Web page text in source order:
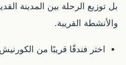
بل توزيع الرحلة بين المدينة
والأنشطة القريبة.
اختر فندقًا قريبًا من